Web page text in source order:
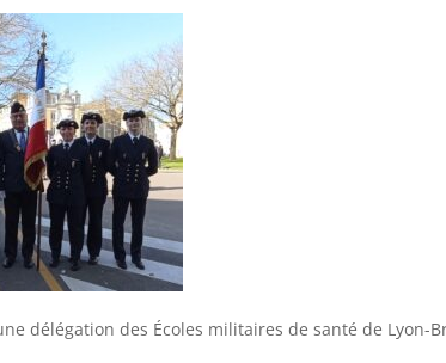
délégation des Écoles militaires de santé de Lyon-